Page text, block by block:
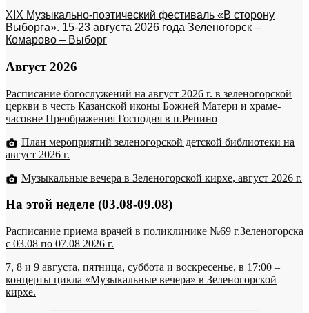
XIX Музыкально-поэтический фестиваль «В сторону
Выборга». 15-23 августа 2026 года Зеленогорск –
Комарово – Выборг
Август 2026
Расписание богослужений на август 2026 г. в зеленогорской
церкви в честь Казанской иконы Божией Матери и храме-
часовне Преображения Господня в п.Репино
План мероприятий зеленогорской детской библиотеки на
август 2026 г.
Музыкальные вечера в Зеленогорской кирхе, август 2026 г.
На этой неделе (03.08-09.08)
Расписание приема врачей в поликлинике №69 г.Зеленогорска
c 03.08 по 07.08 2026 г.
7, 8 и 9 августа, пятница, суббота и воскресенье, в 17:00 –
концерты цикла «Музыкальные вечера» в Зеленогорской
кирхе.